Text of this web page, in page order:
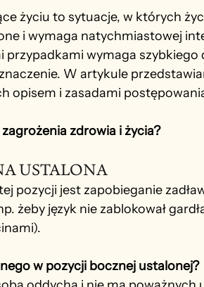
życiu to sytuacje, w których
i wymaga natychmiastowej
przypadkami wymaga szybkiego
W artykule
opisem i zasadami
zdrowia i życia?
USTALONA
pozycji jest zapobieganie
żeby język nie zablokował
w pozycji bocznej ustalonej?